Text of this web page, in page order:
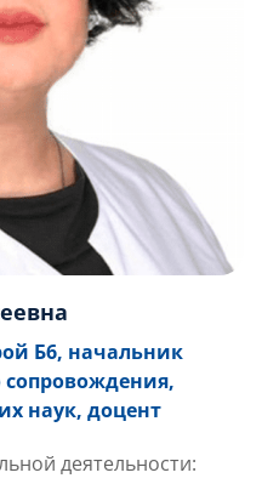
Б6, начальник
сопровождения,
наук, доцент
деятельности: